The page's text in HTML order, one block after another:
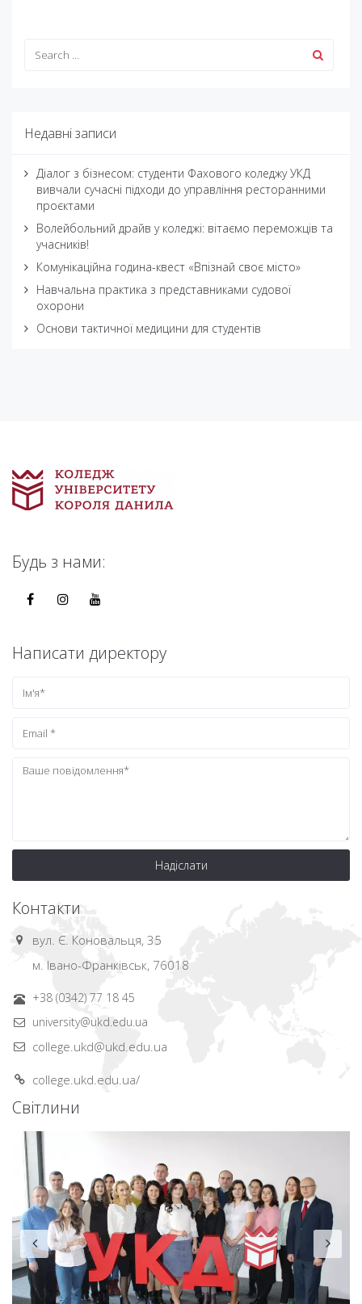
Недавні записи
Діалог з бізнесом: студенти Фахового коледжу УКД
вивчали сучасні підходи до управління ресторанними
проєктами
Волейбольний драйв у коледжі: вітаємо переможців та
учасників!
Комунікаційна година-квест «Впізнай своє місто»
Навчальна практика з представниками судової
охорони
Основи тактичної медицини для студентів
Будь з нами:
Написати директору
Надіслати
Контакти
вул. Є. Коновальця, 35
м. Івано-Франківськ, 76018
+38 (0342) 77 18 45
university@ukd.edu.ua
college.ukd@ukd.edu.ua
college.ukd.edu.ua/
Світлини